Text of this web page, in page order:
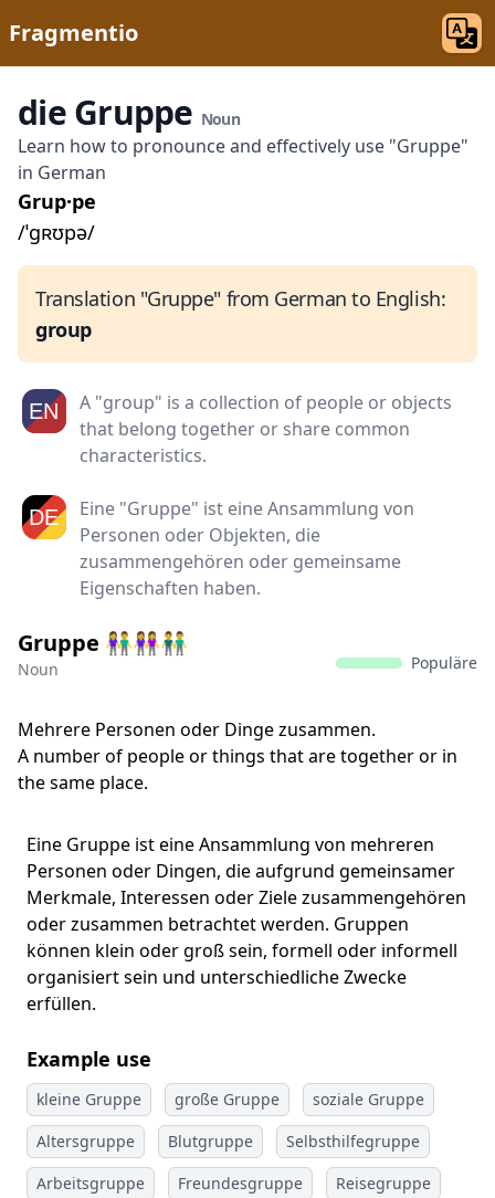
Fragmentio
die Gruppe Noun
Learn how to pronounce and effectively use "Gruppe"
in German
Grup·pe
/ˈɡʀʊpə/
Translation "Gruppe" from German to English:
group
A "group" is a collection of people or objects
that belong together or share common
characteristics.
Eine "Gruppe" ist eine Ansammlung von
Personen oder Objekten, die
zusammengehören oder gemeinsame
Eigenschaften haben.
Gruppe 👫👭👬
Noun Populäre
Mehrere Personen oder Dinge zusammen.
A number of people or things that are together or in
the same place.
Eine Gruppe ist eine Ansammlung von mehreren
Personen oder Dingen, die aufgrund gemeinsamer
Merkmale, Interessen oder Ziele zusammengehören
oder zusammen betrachtet werden. Gruppen
können klein oder groß sein, formell oder informell
organisiert sein und unterschiedliche Zwecke
erfüllen.
Example use
kleine Gruppe große Gruppe
soziale Gruppe
Altersgruppe
Blutgruppe
Selbsthilfegruppe
Arbeitsgruppe
Freundesgruppe
Reisegruppe